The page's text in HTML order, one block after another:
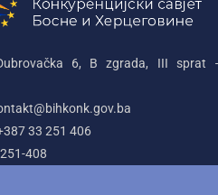
6, B zgrada, III sprat
33‌ 251‌ 406
408